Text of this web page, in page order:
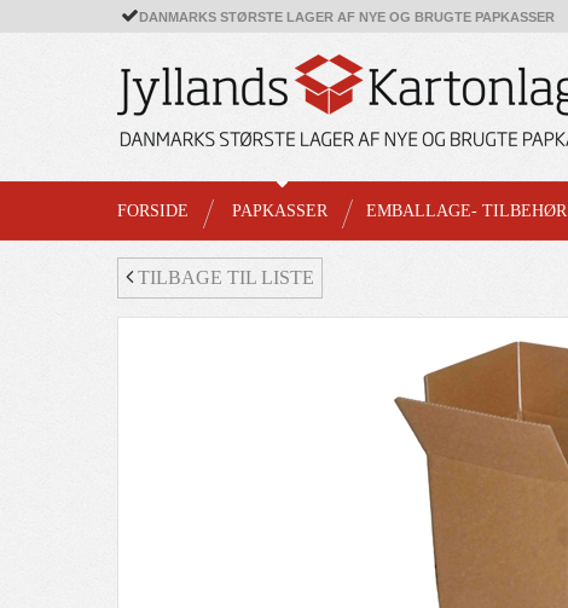
DANMARKS STØRSTE LAGER AF NYE OG BRUGTE PAPKASSER
FORSIDE PAPKASSER EMBALLAGE- TILBEHØR
TILBAGE TIL LISTE